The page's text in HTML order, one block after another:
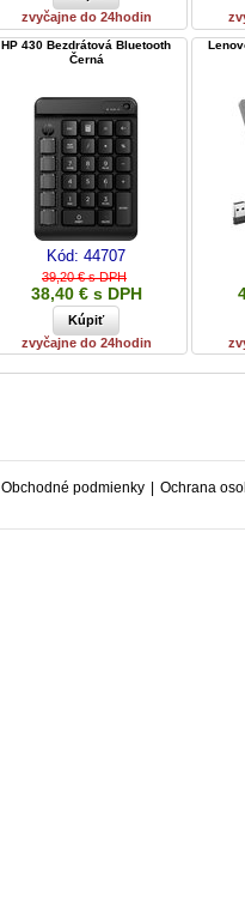
zvyčajne do 24hodin
HP 430 Bezdrátová Bluetooth
Černá
Kód: 44707
39,20 € s DPH
38,40 € s DPH
zvyčajne do 24hodin
Obchodné podmienky Ochrana